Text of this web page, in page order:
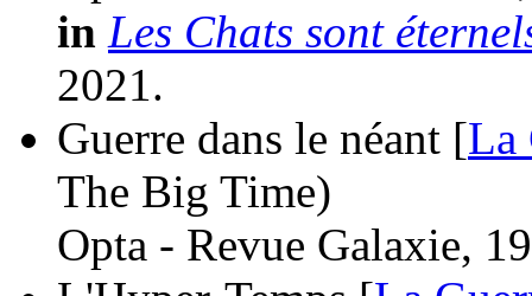
in Les Chats sont
2021.
Guerre dans le néant [La
The Big Time)
Opta - Revue Galaxie,